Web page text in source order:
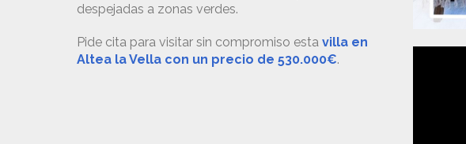
despejadas a zonas verdes.
Pide cita para visitar sin compromiso esta villa en
Altea la Vella con un precio de 530.000€.